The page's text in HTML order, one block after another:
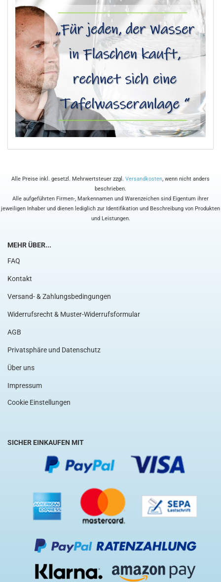
Alle Preise inkl. gesetzl. Mehrwertsteuer zzgl. Versandkosten, wenn nicht anders
beschrieben.
Alle aufgeführten Firmen-, Markennamen und Warenzeichen sind Eigentum ihrer
jeweiligen Inhaber und dienen lediglich zur Identifikation und Beschreibung von Produkten
und Leistungen.
MEHR ÜBER...
FAQ
Kontakt
Versand- & Zahlungsbedingungen
Widerrufsrecht & Muster-Widerrufsformular
AGB
Privatsphäre und Datenschutz
Über uns
Impressum
Cookie Einstellungen
SICHER EINKAUFEN MIT